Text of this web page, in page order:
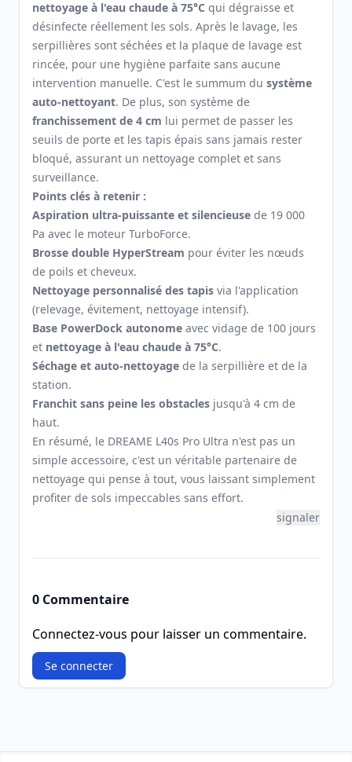
nettoyage à l'eau chaude à 75°C qui dégraisse et
désinfecte réellement les sols. Après le lavage, les
serpillières sont séchées et la plaque de lavage est
rincée, pour une hygiène parfaite sans aucune
intervention manuelle. C'est le summum du système
auto-nettoyant. De plus, son système de
franchissement de 4 cm lui permet de passer les
seuils de porte et les tapis épais sans jamais rester
bloqué, assurant un nettoyage complet et sans
surveillance.
Points clés à retenir :
Aspiration ultra-puissante et silencieuse de 19 000
Pa avec le moteur TurboForce.
Brosse double HyperStream pour éviter les nœuds
de poils et cheveux.
Nettoyage personnalisé des tapis via l'application
(relevage, évitement, nettoyage intensif).
Base PowerDock autonome avec vidage de 100 jours
et nettoyage à l'eau chaude à 75°C.
Séchage et auto-nettoyage de la serpillière et de la
station.
Franchit sans peine les obstacles jusqu'à 4 cm de
haut.
En résumé, le DREAME L40s Pro Ultra n'est pas un
simple accessoire, c'est un véritable partenaire de
nettoyage qui pense à tout, vous laissant simplement
profiter de sols impeccables sans effort.
signaler
0 Commentaire
Connectez-vous pour laisser un commentaire.
Se connecter